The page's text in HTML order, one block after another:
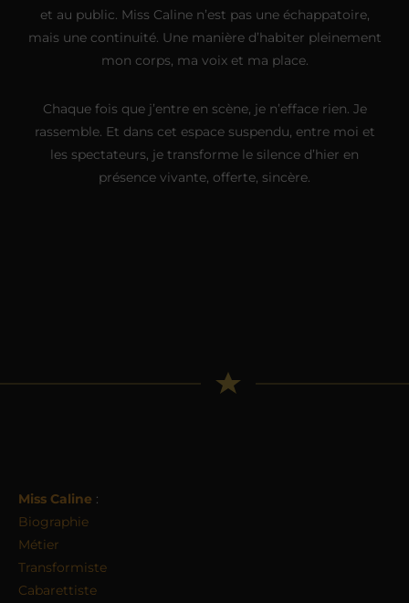
et au public. Miss Caline n’est pas une échappatoire,
mais une continuité. Une manière d’habiter pleinement
mon corps, ma voix et ma place.
Chaque fois que j’entre en scène, je n’efface rien. Je
rassemble. Et dans cet espace suspendu, entre moi et
les spectateurs, je transforme le silence d’hier en
présence vivante, offerte, sincère.
Miss Caline :
Biographie
Métier
Transformiste
Cabarettiste